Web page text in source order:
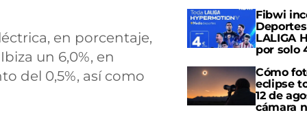
en porcentaje,
un 6,0%, en
del 0,5%, así como
Fibwi
LALIGA
por solo
Cómo
eclipse
12 de
cámara